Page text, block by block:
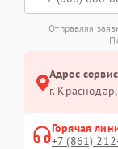
Отправляя
Адрес
г.
Горячая
+7 (861)